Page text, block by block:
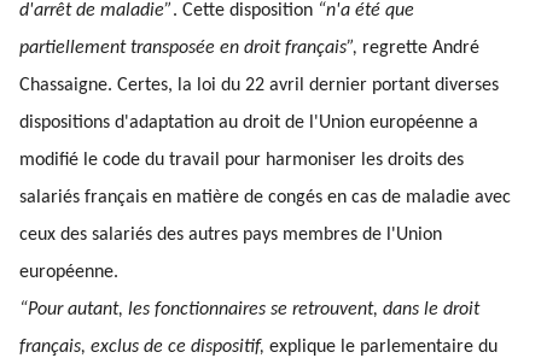
d'arrêt de maladie”. Cette disposition “n'a été que
partiellement transposée en droit français”, regrette André
Chassaigne. Certes, la loi du 22 avril dernier portant diverses
dispositions d'adaptation au droit de l'Union européenne a
modifié le code du travail pour harmoniser les droits des
salariés français en matière de congés en cas de maladie avec
ceux des salariés des autres pays membres de l'Union
européenne.
“Pour autant, les fonctionnaires se retrouvent, dans le droit
français, exclus de ce dispositif, explique le parlementaire du